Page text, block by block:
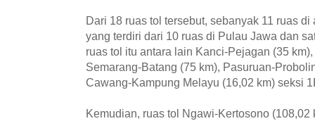
Dari 18 ruas tol tersebut, sebanyak 11 ruas
yang terdiri dari 10 ruas di Pulau Jawa dan
ruas tol itu antara lain Kanci-Pejagan (35
Semarang-Batang (75 km), Pasuruan-
Cawang-Kampung Melayu (16,02 km) seksi
Kemudian, ruas tol Ngawi-Kertosono